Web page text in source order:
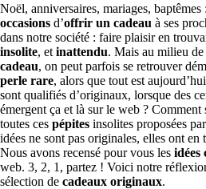
Noël, anniversaires, mariages,
occasions d’offrir un cadeau à ses
dans notre société : faire plaisir en
insolite, et inattendu. Mais au milieu de
cadeau, on peut parfois se retrouver
perle rare, alors que tout est
sont qualifiés d’originaux, lorsque des
émergent ça et là sur le web ?
toutes ces pépites insolites proposées
idées ne sont pas originales, elles ont en
Nous avons recensé pour vous les idées
web. 3, 2, 1, partez ! Voici notre
sélection de cadeaux originaux.